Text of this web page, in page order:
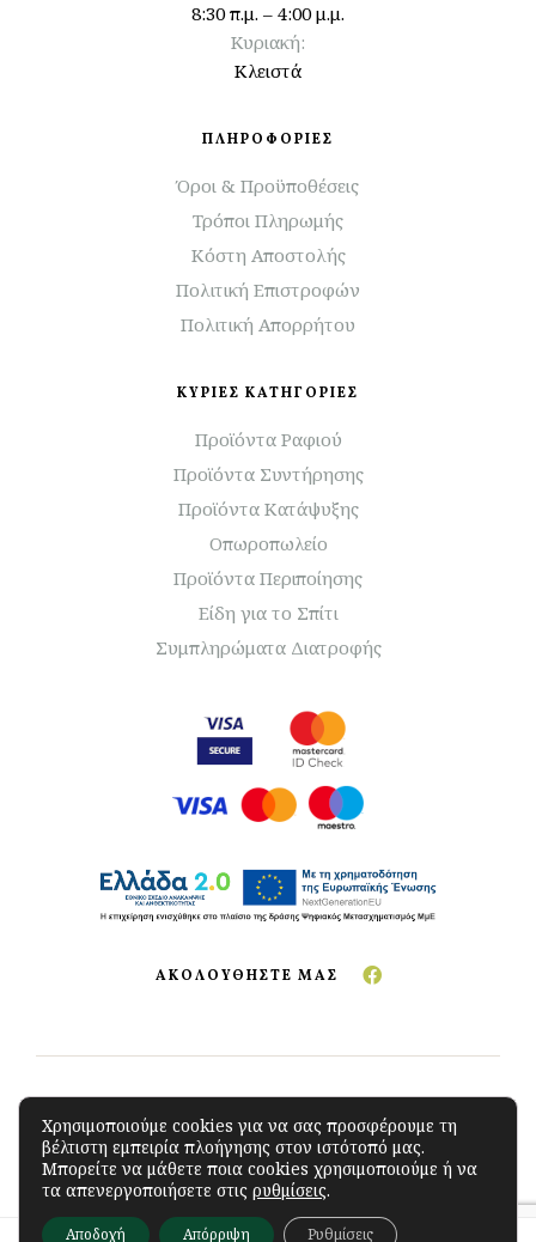
8:30 π.μ. – 4:00 μ.μ.
Κυριακή:
Κλειστά
ΠΛΗΡΟΦΟΡΙΕΣ
Όροι & Προϋποθέσεις
Τρόποι Πληρωμής
Κόστη Αποστολής
Πολιτική Επιστροφών
Πολιτική Απορρήτου
ΚΥΡΙΕΣ ΚΑΤΗΓΟΡΙΕΣ
Προϊόντα Ραφιού
Προϊόντα Συντήρησης
Προϊόντα Κατάψυξης
Οπωροπωλείο
Προϊόντα Περιποίησης
Είδη για το Σπίτι
Συμπληρώματα Διατροφής
ΑΚΟΛΟΥΘΗΣΤΕ ΜΑΣ
Copyright © 2023 The Green Store.All Rights
Reserved. Developed byiSoftCloud
Χρησιμοποιούμε cookies για να σας προσφέρουμε τη
βέλτιστη εμπειρία πλοήγησης στον ιστότοπό μας.
Μπορείτε να μάθετε ποια cookies χρησιμοποιούμε ή να
τα απενεργοποιήσετε στις ρυθμίσεις.
Αποδοχή Απόρριψη Ρυθμίσεις